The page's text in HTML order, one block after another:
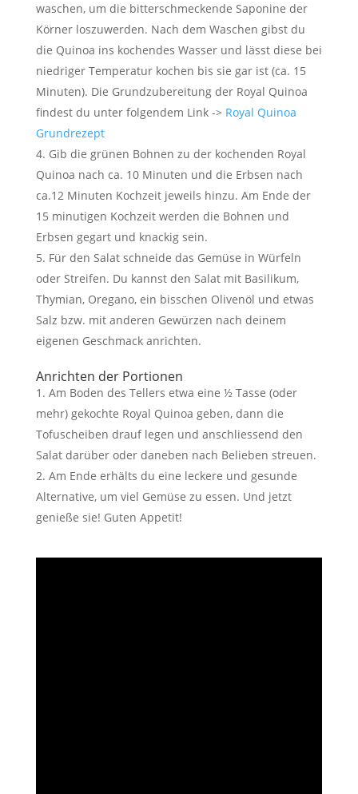
waschen, um die bitterschmeckende Saponine der
Körner loszuwerden. Nach dem Waschen gibst du
die Quinoa ins kochendes Wasser und lässt diese bei
niedriger Temperatur kochen bis sie gar ist (ca. 15
Minuten). Die Grundzubereitung der Royal Quinoa
findest du unter folgendem Link -> Royal Quinoa
Grundrezept
Gib die grünen Bohnen zu der kochenden Royal
Quinoa nach ca. 10 Minuten und die Erbsen nach
ca.12 Minuten Kochzeit jeweils hinzu. Am Ende der
15 minutigen Kochzeit werden die Bohnen und
Erbsen gegart und knackig sein.
Für den Salat schneide das Gemüse in Würfeln
oder Streifen. Du kannst den Salat mit Basilikum,
Thymian, Oregano, ein bisschen Olivenöl und etwas
Salz bzw. mit anderen Gewürzen nach deinem
eigenen Geschmack anrichten.
Anrichten der Portionen
Am Boden des Tellers etwa eine ½ Tasse (oder
mehr) gekochte Royal Quinoa geben, dann die
Tofuscheiben drauf legen und anschliessend den
Salat darüber oder daneben nach Belieben streuen.
Am Ende erhälts du eine leckere und gesunde
Alternative, um viel Gemüse zu essen. Und jetzt
genieße sie! Guten Appetit!